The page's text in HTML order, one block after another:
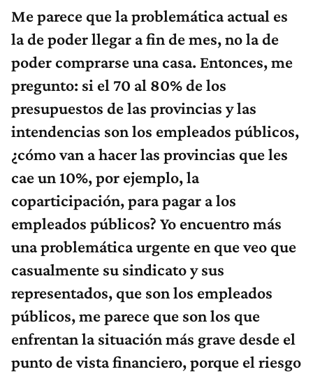
Me parece que la problemática actual es
la de poder llegar a fin de mes, no la de
poder comprarse una casa. Entonces, me
pregunto: si el 70 al 80% de los
presupuestos de las provincias y las
intendencias son los empleados públicos,
¿cómo van a hacer las provincias que les
cae un 10%, por ejemplo, la
coparticipación, para pagar a los
empleados públicos? Yo encuentro más
una problemática urgente en que veo que
casualmente su sindicato y sus
representados, que son los empleados
públicos, me parece que son los que
enfrentan la situación más grave desde el
punto de vista financiero, porque el riesgo